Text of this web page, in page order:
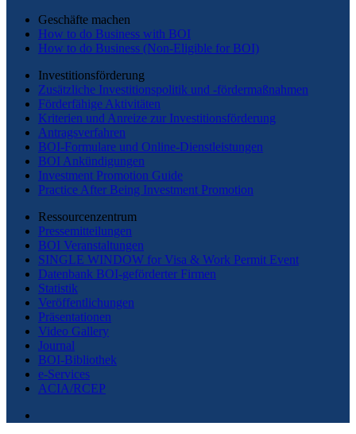
Geschäfte machen
How to do Business with BOI
How to do Business (Non-Eligible for BOI)
Investitionsförderung
Zusätzliche Investitionspolitik und -fördermaßnahmen
Förderfähige Aktivitäten
Kriterien und Anreize zur Investitionsförderung
Antragsverfahren
BOI-Formulare und Online-Dienstleistungen
BOI Ankündigungen
Investment Promotion Guide
Practice After Being Investment Promotion
Ressourcenzentrum
Pressemitteilungen
BOI Veranstaltungen
SINGLE WINDOW for Visa & Work Permit Event
Datenbank BOI-geförderter Firmen
Statistik
Veröffentlichungen
Präsentationen
Video Gallery
Journal
BOI-Bibliothek
e-Services
ACIA/RCEP